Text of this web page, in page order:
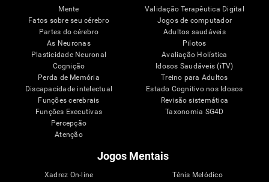
Mente
Fatos sobre seu cérebro
Partes do cérebro
As Neuronas
Plasticidade Neuronal
Cognição
Perda de Memória
Discapacidade intelectual
Funções cerebrais
Funções Executivas
Percepção
Atenção
Validação Terapêutica Digital
Jogos de computador
Adultos saudáveis
Pilotos
Avaliação Holística
Idosos Saudáveis (iTV)
Treino para Adultos
Estado Cognitivo nos Idosos
Revisão sistemática
Taxonomia SG4D
Jogos Mentais
Xadrez On-line
Ténis Melódico